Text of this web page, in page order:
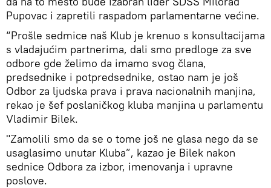
Pupovac i zapretili raspadom parlamentarne većine.
“Prošle sedmice naš Klub je krenuo s konsultacijama
s vladajućim partnerima, dali smo predloge za sve
odbore gde želimo da imamo svog člana,
predsednike i potpredsednike, ostao nam je još
Odbor za ljudska prava i prava nacionalnih manjina,
rekao je šef poslaničkog kluba manjina u parlamentu
Vladimir Bilek.
"Zamolili smo da se o tome još ne glasa nego da se
usaglasimo unutar Kluba”, kazao je Bilek nakon
sednice Odbora za izbor, imenovanja i upravne
poslove.